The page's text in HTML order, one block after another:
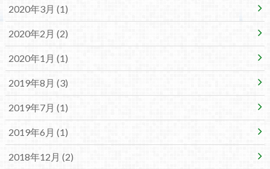
2020年3月 (1)
2020年2月 (2)
2020年1月 (1)
2019年8月 (3)
2019年7月 (1)
2019年6月 (1)
2018年12月 (2)